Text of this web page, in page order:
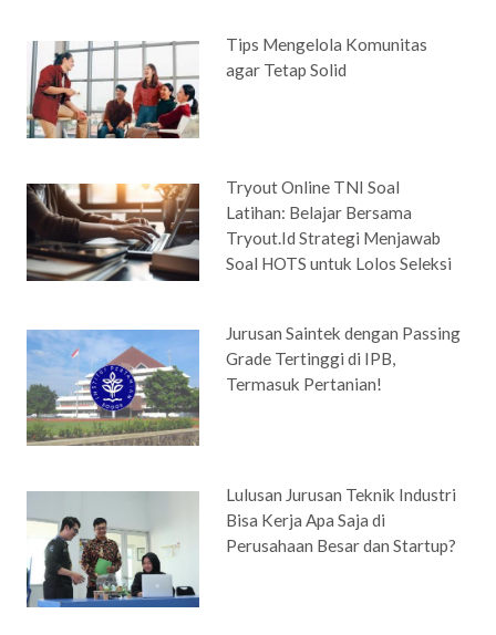
Tips Mengelola Komunitas
agar Tetap Solid
Tryout Online TNI Soal
Latihan: Belajar Bersama
Tryout.Id Strategi Menjawab
Soal HOTS untuk Lolos Seleksi
Jurusan Saintek dengan Passing
Grade Tertinggi di IPB,
Termasuk Pertanian!
Lulusan Jurusan Teknik Industri
Bisa Kerja Apa Saja di
Perusahaan Besar dan Startup?